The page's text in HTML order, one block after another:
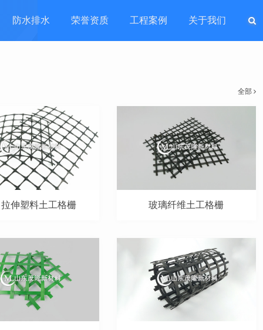
防水排水 荣誉资质 工程案例 关于我们
全部
伸塑料土工格栅 玻璃纤维土工格栅